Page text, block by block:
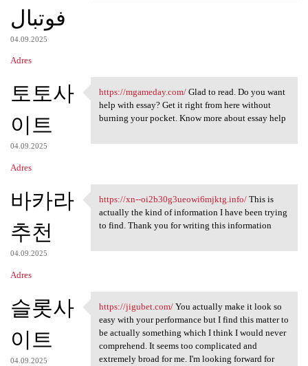
فوتبال
04.09.2025
Adres
토토사
이트
04.09.2025
Adres
https://mgameday.com/ Glad to
https://mgameday.com/Glad to read. Do you want
help with essay? Get it right from here without
burning your pocket. Know more about essay help
바카라
추천
04.09.2025
Adres
https://xn-
https://xn--oi2b30g3ueowi6mjktg.info/This is
actually the kind of information I have been trying
to find. Thank you for writing this information
슬롯사
이트
04.09.2025
https://jigubet.com/ You
https://jigubet.com/You actually make it look so
easy with your performance but I find this matter to
be actually something which I think I would never
comprehend. It seems too complicated and
extremely broad for me. I'm looking forward for